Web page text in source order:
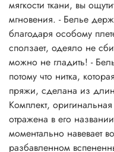
мягкости ткани, вы
мгновения. - Белье
благодаря особому
сползает, одеяло не
можно не гладить! -
потому что нитка,
пряжи, сделана из
Комплект,
отражена в его
моментально навевает
разбавленном